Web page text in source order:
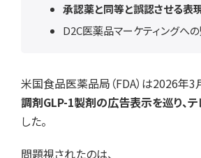
承認薬と同等と誤認させる表
D2C医薬品マーケティングへ
米国食品医薬品局（FDA）は2026年3
調剤GLP-1製剤の広告表示を巡り、
した。
問題視されたのは、